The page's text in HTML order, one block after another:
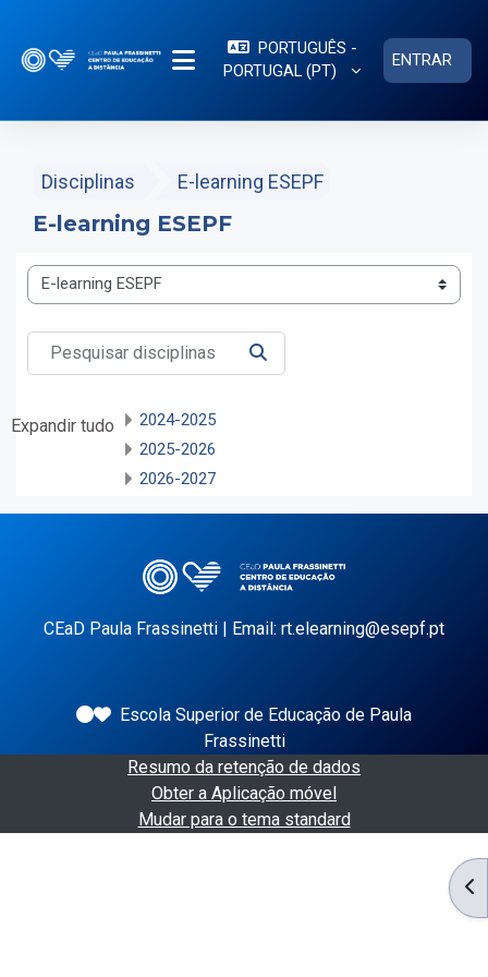
PAINEL LATERAL
PORTUGUÊS -
PORTUGAL ‎(PT)‎
ENTRAR
Disciplinas E-learning ESEPF
E-learning ESEPF
Categorias de disciplinas
Pesquisar disciplinas
PESQUISAR DISCIPLINAS
Expandir tudo
2024-2025
2025-2026
2026-2027
CEaD Paula Frassinetti | Email: rt.elearning@esepf.pt
Escola Superior de Educação de Paula
Frassinetti
Resumo da retenção de dados
Obter a Aplicação móvel
Mudar para o tema standard